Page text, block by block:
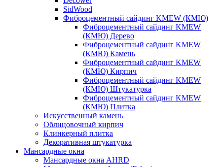
SidWood
Фиброцементный сайдинг KMEW (КМЮ)
Фиброцементный сайдинг KMEW
(КМЮ) Дерево
Фиброцементный сайдинг KMEW
(КМЮ) Камень
Фиброцементный сайдинг KMEW
(КМЮ) Кирпич
Фиброцементный сайдинг KMEW
(КМЮ) Штукатурка
Фиброцементный сайдинг KMEW
(КМЮ) Плитка
Искусственный камень
Облицовочный кирпич
Клинкерный плитка
Декоративная штукатурка
Мансардные окна
Мансардные окна AHRD